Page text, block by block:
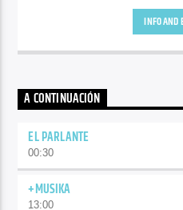
INFO AND
A CONTINUACIÓN
EL PARLANTE
00:30
+MUSIKA
13:00